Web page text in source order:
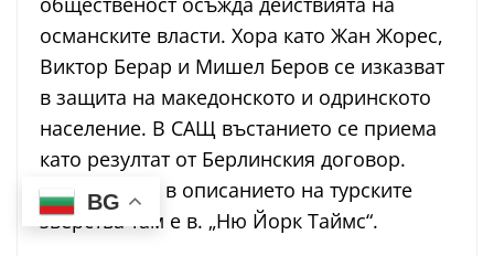
османските власти. Хора като Жан Жорес,
Виктор Берар и Мишел Беров се изказват
в защита на македонското и одринското
население. В САЩ въстанието се приема
като резултат от Берлинския договор.
Най-активен в описанието на турските
зверства там е в. „Ню Йорк Таймс“.
BG